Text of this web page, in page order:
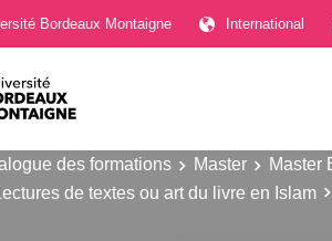
Bordeaux Montaigne International
des formations Master Master
de textes ou art du livre en Islam